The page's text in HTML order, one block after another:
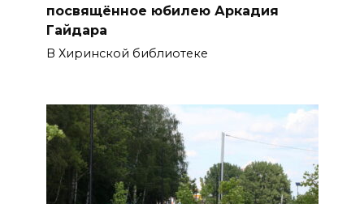
посвящённое юбилею Аркадия
Гайдара
В Хиринской библиотеке